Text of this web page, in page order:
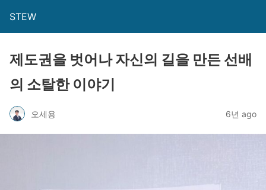
STEW
제도권을 벗어나 자신의 길을 만든 선배
의 소탈한 이야기
오세용 6년 ago